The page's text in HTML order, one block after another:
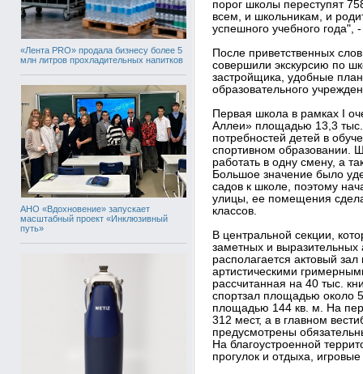
«Лента PRO» продала бизнесу более 5
млн литров прохладительных напитков
АНО «Вдохновение» запускает
масштабный проект «Инклюзивный
путь»
порог школы переступят
всем, и школьникам, и
успешного учебного года",
После приветственных
совершили экскурсию по
застройщика, удобные
образовательного
Первая школа в рамках I
Аллеи» площадью 13,3 тыс.
потребностей детей в
спортивном образовании.
работать в одну смену, а
Большое значение было
садов к школе, поэтому
улицы, ее помещения
классов.
В центральной секции,
заметных и выразительных
располагается актовый
артистическими
рассчитанная на 40 тыс.
спортзал площадью около
площадью 144 кв. м. На
312 мест, а в главном
предусмотрены
На благоустроенной
прогулок и отдыха,